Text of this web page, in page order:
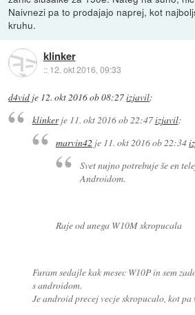
Naivnezi pa to prodajajo naprej, kot
kruhu.
klinker
:: 12. okt 2016, 09:33
d4vid je 12. okt 2016 ob 08:27izjavil:
klinkerje 11. okt 2016 ob 22:47izjavil:
marvin42 je 11. okt 2016 ob 22:34
Svet nujno potrebuje še en
Androidom.
Raje od unega W10M skropucala
Furam sedajle kak mesec W10P in sem
s androidom.
Je android precej vecje skropucalo, kot pa